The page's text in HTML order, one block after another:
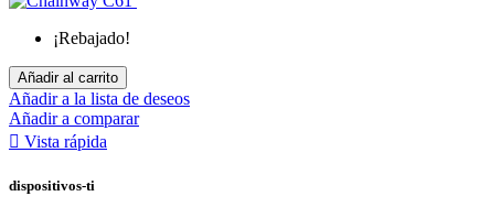
¡Rebajado!
Añadir al carrito
Añadir a la lista de deseos
Añadir a comparar
 Vista rápida
dispositivos-ti